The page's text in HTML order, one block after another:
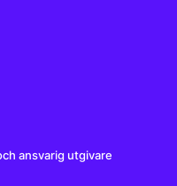
ansvarig utgivare